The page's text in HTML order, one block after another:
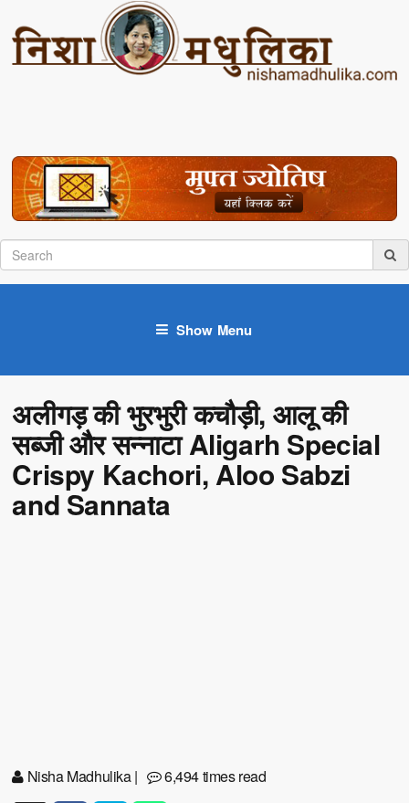
Show Menu
अलीगड़ की भुरभुरी कचौड़ी, आलू की
सब्जी और सन्नाटा Aligarh Special
Crispy Kachori, Aloo Sabzi
and Sannata
Nisha Madhulika| 6,494 times read